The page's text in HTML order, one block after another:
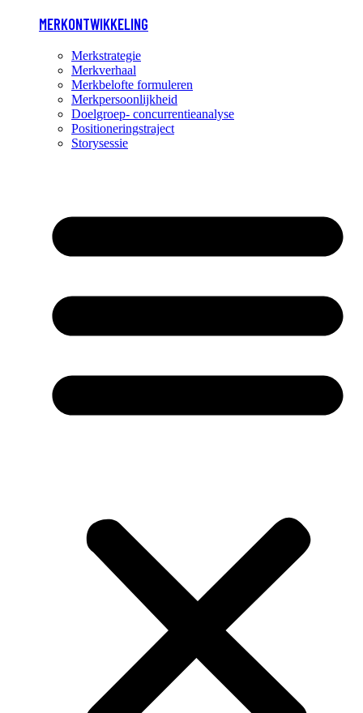
MERKONTWIKKELING
Merkstrategie
Merkverhaal
Merkbelofte formuleren
Merkpersoonlijkheid
Doelgroep- concurrentieanalyse
Positioneringstraject
Storysessie